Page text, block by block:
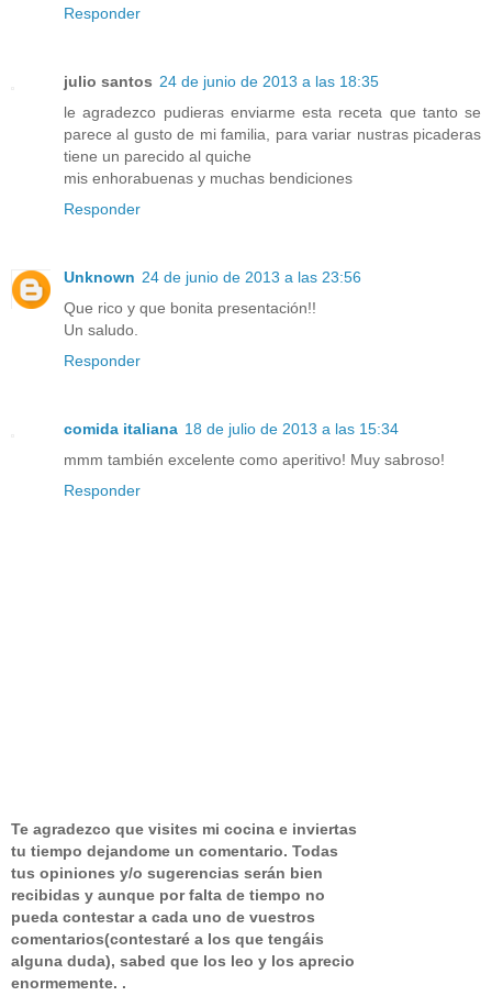
Responder
julio santos 24 de junio de 2013 a las 18:35
le agradezco pudieras enviarme esta receta que tanto se
parece al gusto de mi familia, para variar nustras picaderas
tiene un parecido al quiche
mis enhorabuenas y muchas bendiciones
Responder
Unknown 24 de junio de 2013 a las 23:56
Que rico y que bonita presentación!!
Un saludo.
Responder
comida italiana 18 de julio de 2013 a las 15:34
mmm también excelente como aperitivo! Muy sabroso!
Responder
Te agradezco que visites mi cocina e inviertas
tu tiempo dejandome un comentario. Todas
tus opiniones y/o sugerencias serán bien
recibidas y aunque por falta de tiempo no
pueda contestar a cada uno de vuestros
comentarios(contestaré a los que tengáis
alguna duda), sabed que los leo y los aprecio
enormemente. .